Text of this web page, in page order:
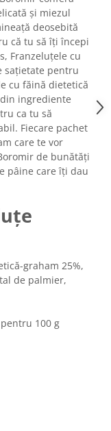
și miezul
deosebită
că tu să îți începi
Franzeluțele cu
sațietate pentru
cu făină dietetică
ingrediente
ca tu să
Fiecare pachet
care te vor
de bunătăți
pâine care îți dau
graham 25%,
de palmier,
100 g